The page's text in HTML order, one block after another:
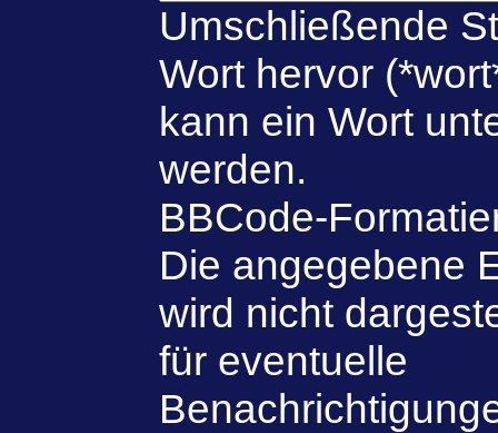
Umschließende
Wort hervor
kann ein Wort
werden.
BBCode-
Die angegebene
wird nicht
für eventuelle